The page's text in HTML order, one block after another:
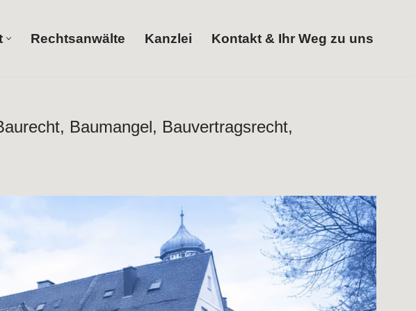
Rechtsanwälte Kanzlei Kontakt & Ihr Weg zu uns
Baumangel, Bauvertragsrecht,
✓Bauvertragsrecht, Baumangel, Baurecht, Ingenieurrecht. Erhältlich:
bei Rechtsanwälte M, B & Partner – Ihr Rechtsanwalt. Folgen